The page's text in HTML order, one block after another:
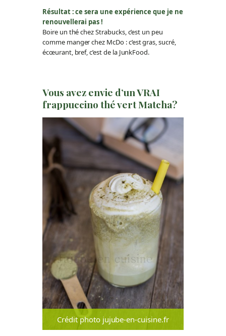
Résultat : ce sera une expérience que je ne
renouvellerai pas !
Boire un thé chez Strabucks, c’est un peu
comme manger chez McDo : c’est gras, sucré,
écœurant, bref, c’est de la JunkFood.
Vous avez envie d’un VRAI
frappuccino thé vert Matcha?
Crédit photo jujube-en-cuisine.fr